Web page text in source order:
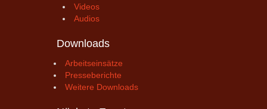
Videos
Audios
Downloads
Arbeitseinsätze
Presseberichte
Weitere Downloads